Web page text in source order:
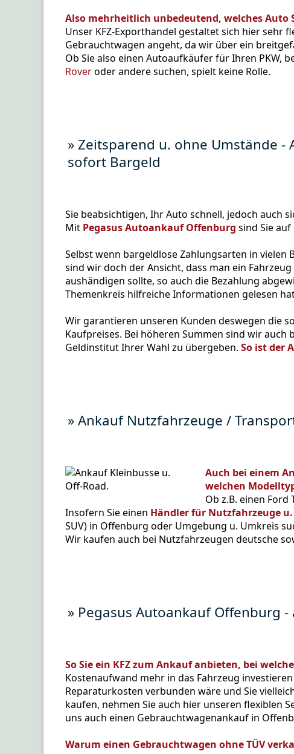
Also mehrheitlich unbedeutend, welches Auto
Unser KFZ-Exporthandel gestaltet sich hier sehr
Gebrauchtwagen angeht, da wir über ein
Ob Sie also einen Autoaufkäufer für Ihren PKW,
Roveroder andere suchen, spielt keine Rolle.
» Zeitsparend u. ohne Umstände
sofort Bargeld
Sie beabsichtigen, Ihr Auto schnell, jedoch auch
Mit Pegasus Autoankauf Offenburg sind Sie
Selbst wenn bargeldlose Zahlungsarten in vielen
sind wir doch der Ansicht, dass man ein
aushändigen sollte, so auch die Bezahlung
Themenkreis hilfreiche Informationen gelesen
Wir garantieren unseren Kunden deswegen die
Kaufpreises. Bei höheren Summen sind wir
Geldinstitut Ihrer Wahl zu übergeben. So ist der
» Ankauf Nutzfahrzeuge /
Auch bei einem
welchen
Ob z.B. einen
Insofern Sie einen Händler für Nutzfahrzeuge
SUV) in Offenburg oder Umgebung u. Umkreis
Wir kaufen auch bei Nutzfahrzeugen deutsche
» Pegasus Autoankauf Offenburg -
So Sie ein KFZ zum Ankauf anbieten, bei
Kostenaufwand mehr in das Fahrzeug
Reparaturkosten verbunden wäre und Sie
kaufen, nehmen Sie auch hier unseren flexiblen
uns auch einen Gebrauchtwagenankauf in
Warum einen Gebrauchtwagen ohne TÜV